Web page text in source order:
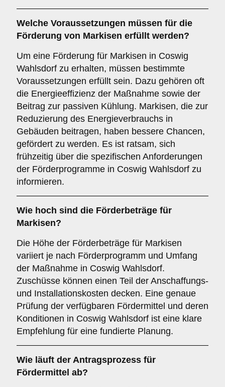
Welche Voraussetzungen müssen für die
Förderung von Markisen erfüllt werden?
Um eine Förderung für Markisen in Coswig
Wahlsdorf zu erhalten, müssen bestimmte
Voraussetzungen erfüllt sein. Dazu gehören oft
die Energieeffizienz der Maßnahme sowie der
Beitrag zur passiven Kühlung. Markisen, die zur
Reduzierung des Energieverbrauchs in
Gebäuden beitragen, haben bessere Chancen,
gefördert zu werden. Es ist ratsam, sich
frühzeitig über die spezifischen Anforderungen
der Förderprogramme in Coswig Wahlsdorf zu
informieren.
Wie hoch sind die Förderbeträge für
Markisen?
Die Höhe der Förderbeträge für Markisen
variiert je nach Förderprogramm und Umfang
der Maßnahme in Coswig Wahlsdorf.
Zuschüsse können einen Teil der Anschaffungs-
und Installationskosten decken. Eine genaue
Prüfung der verfügbaren Fördermittel und deren
Konditionen in Coswig Wahlsdorf ist eine klare
Empfehlung für eine fundierte Planung.
Wie läuft der Antragsprozess für
Fördermittel ab?